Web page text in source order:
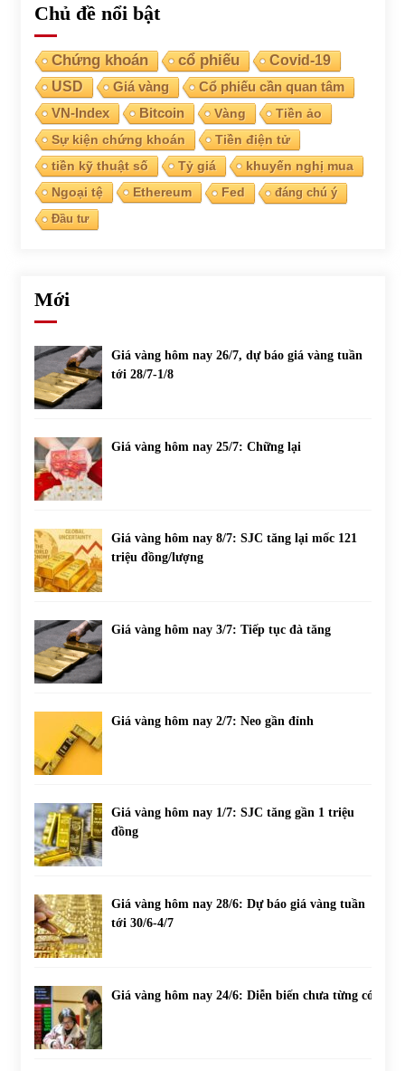
Chủ đề nổi bật
Chứng khoán cổ phiếu
Covid-19
USD
Giá vàng Cổ phiếu cần quan tâm
VN-Index Bitcoin Vàng
Tiền ảo
Sự kiện chứng khoán
Tiền điện tử
tiền kỹ thuật số
Tỷ giá
khuyến nghị mua
Ngoại tệ
Ethereum Fed
đáng chú ý
Đầu tư
Mới
Giá vàng hôm nay 26/7, dự báo giá vàng tuần
tới 28/7-1/8
Giá vàng hôm nay 25/7: Chững lại
Giá vàng hôm nay 8/7: SJC tăng lại mốc 121
triệu đồng/lượng
Giá vàng hôm nay 3/7: Tiếp tục đà tăng
Giá vàng hôm nay 2/7: Neo gần đỉnh
Giá vàng hôm nay 1/7: SJC tăng gần 1 triệu
đồng
Giá vàng hôm nay 28/6: Dự báo giá vàng tuần
tới 30/6-4/7
Giá vàng hôm nay 24/6: Diễn biến chưa từng có